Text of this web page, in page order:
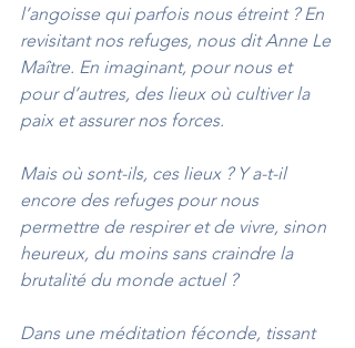
l’angoisse qui parfois nous étreint ? En
revisitant nos refuges, nous dit Anne Le
Maître. En imaginant, pour nous et
pour d’autres, des lieux où cultiver la
paix et assurer nos forces.
Mais où sont-ils, ces lieux ? Y a-t-il
encore des refuges pour nous
permettre de respirer et de vivre, sinon
heureux, du moins sans craindre la
brutalité du monde actuel ?
Dans une méditation féconde, tissant